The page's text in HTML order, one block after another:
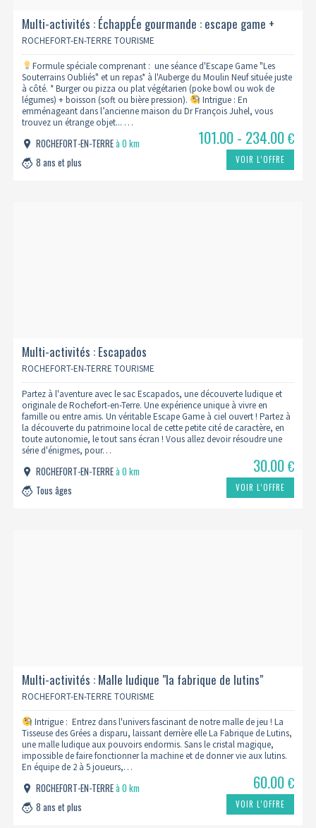
Multi-activités : ÉchappÉe gourmande : escape game +
repas - moulin neuf
ROCHEFORT-EN-TERRE TOURISME
Formule spéciale comprenant : une séance d'Escape Game "Les
Souterrains Oubliés" et un repas* à l'Auberge du Moulin Neuf située juste
à côté. * Burger ou pizza ou plat végétarien (poke bowl ou wok de
légumes) + boisson (soft ou bière pression).
Intrigue : En
emménageant dans l’ancienne maison du Dr François Juhel, vous
trouvez un étrange objet... …
ROCHEFORT-EN-TERREà 0 km
8 ans et plus
101.00 - 234.00€
VOIR L’OFFRE
Multi-activités : Escapados
ROCHEFORT-EN-TERRE TOURISME
Partez à l'aventure avec le sac Escapados, une découverte ludique et
originale de Rochefort-en-Terre. Une expérience unique à vivre en
famille ou entre amis. Un véritable Escape Game à ciel ouvert ! Partez à
la découverte du patrimoine local de cette petite cité de caractère, en
toute autonomie, le tout sans écran ! Vous allez devoir résoudre une
série d'énigmes, pour…
ROCHEFORT-EN-TERREà 0 km
Tous âges
30.00€
VOIR L’OFFRE
Multi-activités : Malle ludique "la fabrique de lutins"
ROCHEFORT-EN-TERRE TOURISME
Intrigue : Entrez dans l'univers fascinant de notre malle de jeu ! La
Tisseuse des Grées a disparu, laissant derrière elle La Fabrique de Lutins,
une malle ludique aux pouvoirs endormis. Sans le cristal magique,
impossible de faire fonctionner la machine et de donner vie aux lutins.
En équipe de 2 à 5 joueurs,…
ROCHEFORT-EN-TERREà 0 km
8 ans et plus
60.00€
VOIR L’OFFRE